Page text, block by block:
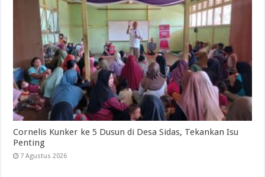
Cornelis Kunker ke 5 Dusun di Desa Sidas, Tekankan Isu
Penting
7 Agustus 2026